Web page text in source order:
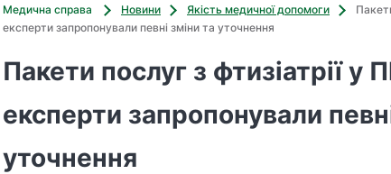
Медична справа Новини Якість медичної допомоги
експерти запропонували певні зміни та уточнення
Пакети послуг з фтизіатрії
експерти запропонували
уточнення